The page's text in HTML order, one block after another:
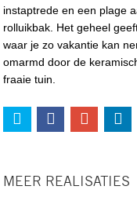
instaptrede en een plage
rolluikbak. Het geheel
waar je zo vakantie kan
omarmd door de
fraaie tuin.
MEER REALISATIES